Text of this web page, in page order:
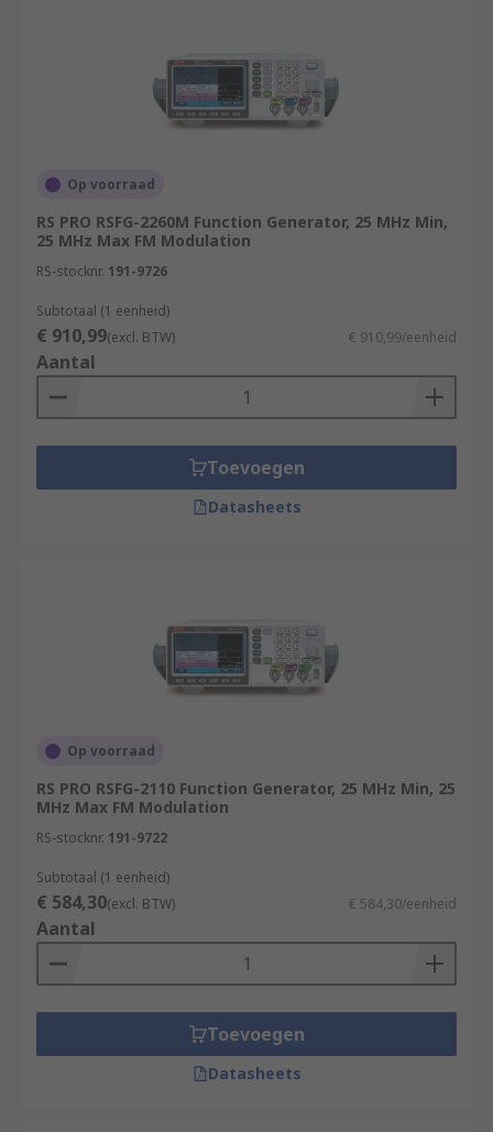
Op voorraad
RS PRO RSFG-2260M Function Generator, 25 MHz Min,
25 MHz Max FM Modulation
RS-stocknr. 191-9726
Subtotaal (1 eenheid)
€ 910,99(excl. BTW) € 910,99/eenheid
Aantal
Toevoegen
Datasheets
Op voorraad
RS PRO RSFG-2110 Function Generator, 25 MHz Min, 25
MHz Max FM Modulation
RS-stocknr. 191-9722
Subtotaal (1 eenheid)
€ 584,30(excl. BTW) € 584,30/eenheid
Aantal
Toevoegen
Datasheets